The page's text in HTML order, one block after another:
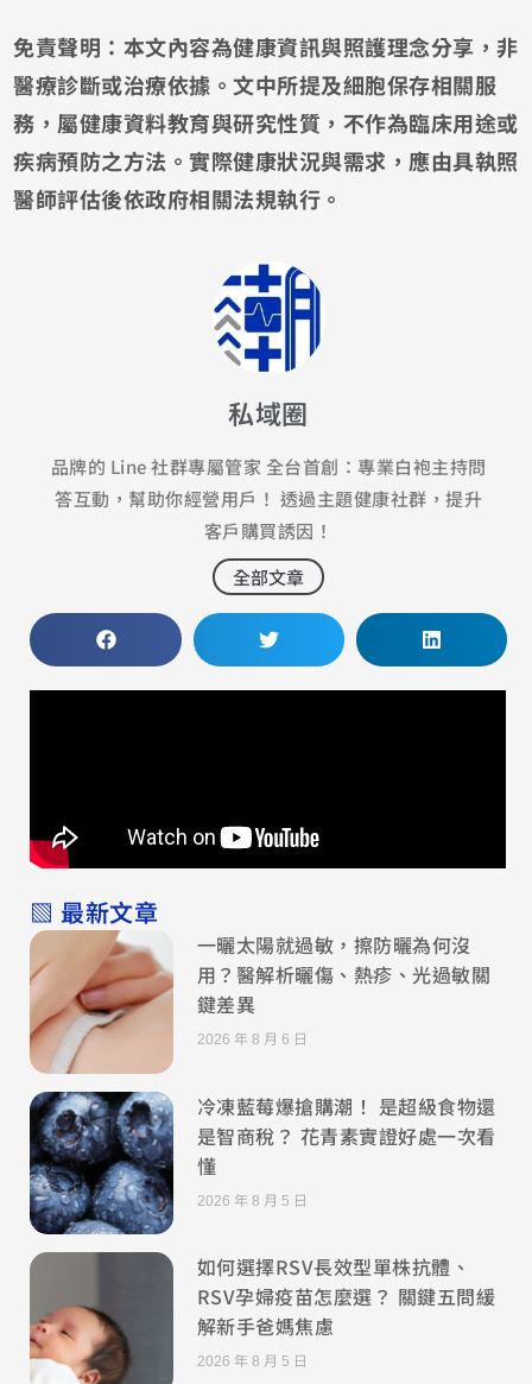
免責聲明：本文內容為健康資訊與照護理念分享，非
醫療診斷或治療依據。文中所提及細胞保存相關服
務，屬健康資料教育與研究性質，不作為臨床用途或
疾病預防之方法。實際健康狀況與需求，應由具執照
醫師評估後依政府相關法規執行。
私域圈
品牌的 Line 社群專屬管家 全台首創：專業白袍主持問
答互動，幫助你經營用戶！ 透過主題健康社群，提升
客戶購買誘因！
全部文章
▧ 最新文章
一曬太陽就過敏，擦防曬為何沒
用？醫解析曬傷、熱疹、光過敏關
鍵差異
2026 年 8 月 6 日
冷凍藍莓爆搶購潮！ 是超級食物還
是智商稅？ 花青素實證好處一次看
懂
2026 年 8 月 5 日
如何選擇RSV長效型單株抗體、
RSV孕婦疫苗怎麼選？ 關鍵五問緩
解新手爸媽焦慮
2026 年 8 月 5 日